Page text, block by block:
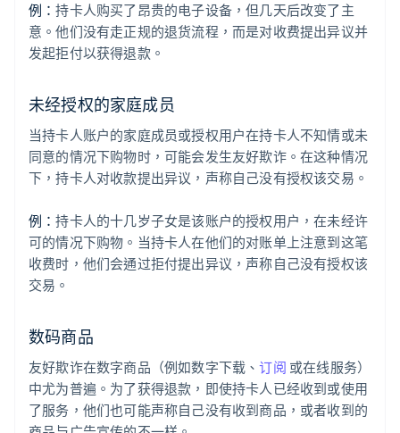
例：持卡人购买了昂贵的电子设备，但几天后改变了主
意。他们没有走正规的退货流程，而是对收费提出异议并
发起拒付以获得退款。
未经授权的家庭成员
当持卡人账户的家庭成员或授权用户在持卡人不知情或未
同意的情况下购物时，可能会发生友好欺诈。在这种情况
下，持卡人对收款提出异议，声称自己没有授权该交易。
例：持卡人的十几岁子女是该账户的授权用户，在未经许
可的情况下购物。当持卡人在他们的对账单上注意到这笔
收费时，他们会通过拒付提出异议，声称自己没有授权该
交易。
数码商品
友好欺诈在数字商品（例如数字下载、订阅 或在线服务）
中尤为普遍。为了获得退款，即使持卡人已经收到或使用
了服务，他们也可能声称自己没有收到商品，或者收到的